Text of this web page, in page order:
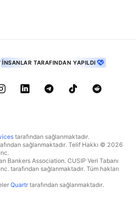
İNSANLAR TARAFINDAN YAPILDI
tarafından sağlanmaktadır.
sağlanmaktadır. Telif Hakkı © 2026
Bankers Association. CUSIP Veri Tabanı
tarafından sağlanmaktadır. Tüm hakları
Quartrtarafından sağlanmaktadır.